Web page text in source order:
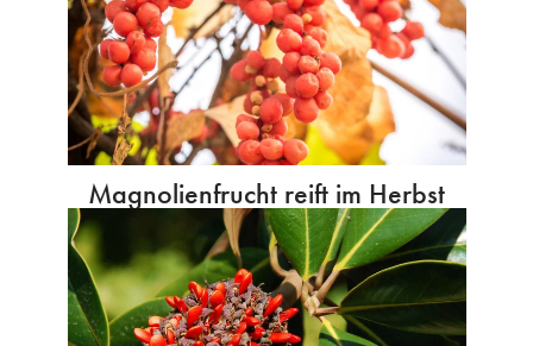
Magnolienfrucht reift im Herbst